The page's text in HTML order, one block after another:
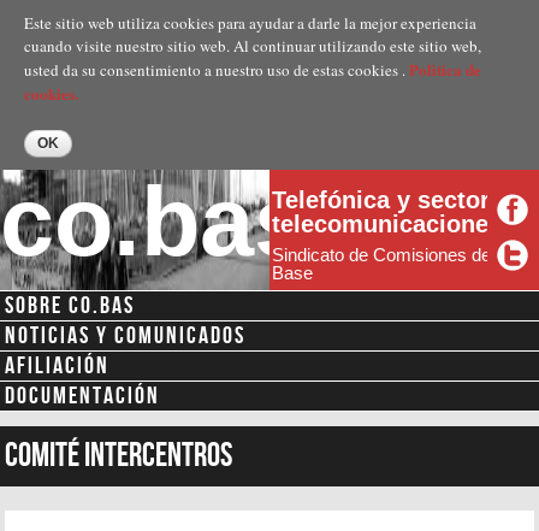
contenido
principal
Este sitio web utiliza cookies para ayudar a darle la mejor experiencia
cuando visite nuestro sitio web. Al continuar utilizando este sitio web,
usted da su consentimiento a nuestro uso de estas cookies .Politica de
cookies.
co.basTelefónica y sector
telecomunicaciones
Sindicato de Comisiones de
Base
Menú secundario
SOBRE CO.BAS
NOTICIAS Y COMUNICADOS
AFILIACIÓN
DOCUMENTACIÓN
Comité intercentros